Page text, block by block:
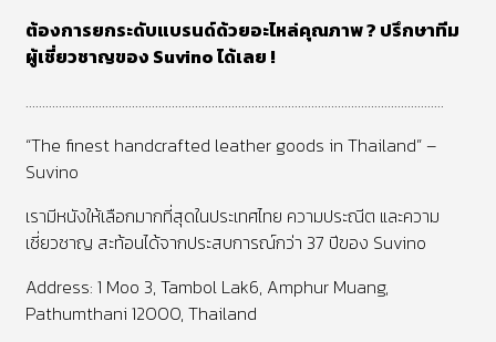
ต้องการยกระดับแบรนด์ด้วยอะไหล่คุณภาพ ? ปรึกษาทีม
ผู้เชี่ยวชาญของ Suvino ได้เลย !
………………………………………………………………………………………………………………
“The finest handcrafted leather goods in Thailand” –
Suvino
เรามีหนังให้เลือกมากที่สุดในประเทศไทย ความประณีต และความ
เชี่ยวชาญ สะท้อนได้จากประสบการณ์กว่า 37 ปีของ Suvino
Address: 1 Moo 3, Tambol Lak6, Amphur Muang,
Pathumthani 12000, Thailand